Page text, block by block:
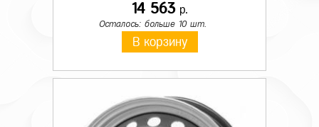
14 563р.
Осталось: больше 10 шт.
В корзину